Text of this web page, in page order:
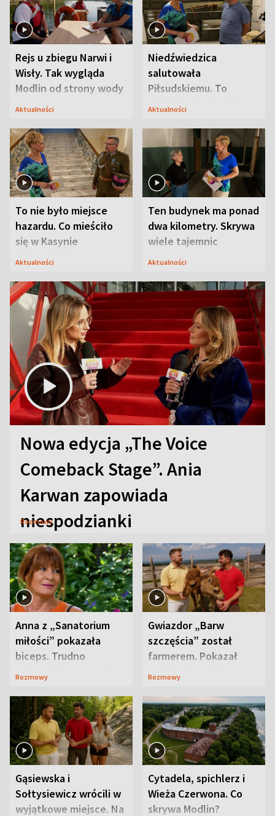
Rejs u zbiegu Narwi i
Wisły. Tak wygląda
Modlin od strony wody
Aktualności
Niedźwiedzica
salutowała
Piłsudskiemu. To
niejedyna tajemnica
Aktualności
To nie było miejsce
hazardu. Co mieściło
się w Kasynie
Oficerskim?
Aktualności
Ten budynek ma ponad
dwa kilometry. Skrywa
wiele tajemnic
Aktualności
Nowa edycja „The Voice
Comeback Stage”. Ania
Karwan zapowiada
niespodzianki
Rozmowy
Anna z „Sanatorium
miłości” pokazała
biceps. Trudno
uwierzyć, co przeszła
Rozmowy
Gwiazdor „Barw
szczęścia” został
farmerem. Pokazał
swoje niezwykłe
Rozmowy
Gąsiewska i
Sołtysiewicz wrócili w
wyjątkowe miejsce. Na
Cytadela, spichlerz i
Wieża Czerwona. Co
skrywa Modlin?